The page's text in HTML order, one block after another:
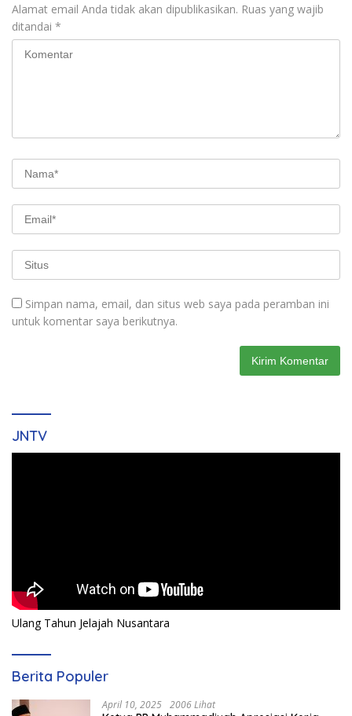
Alamat email Anda tidak akan dipublikasikan. Ruas yang wajib
ditandai *
Simpan nama, email, dan situs web saya pada peramban ini
untuk komentar saya berikutnya.
JNTV
Ulang Tahun Jelajah Nusantara
Berita Populer
April 10, 2025 2006 Lihat